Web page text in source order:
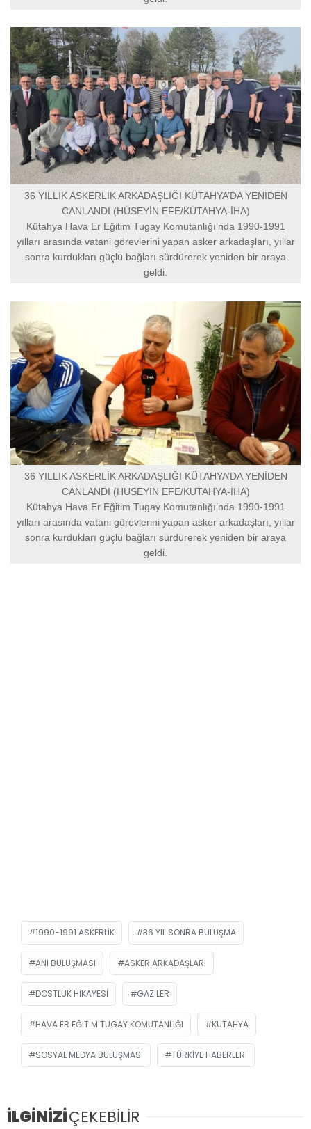
36 YILLIK ASKERLİK ARKADAŞLIĞI KÜTAHYA’DA YENİDEN
CANLANDI (HÜSEYİN EFE/KÜTAHYA-İHA)
Kütahya Hava Er Eğitim Tugay Komutanlığı’nda 1990-1991
yılları arasında vatani görevlerini yapan asker arkadaşları, yıllar
sonra kurdukları güçlü bağları sürdürerek yeniden bir araya
geldi.
36 YILLIK ASKERLİK ARKADAŞLIĞI KÜTAHYA’DA YENİDEN
CANLANDI (HÜSEYİN EFE/KÜTAHYA-İHA)
Kütahya Hava Er Eğitim Tugay Komutanlığı’nda 1990-1991
yılları arasında vatani görevlerini yapan asker arkadaşları, yıllar
sonra kurdukları güçlü bağları sürdürerek yeniden bir araya
geldi.
1990-1991 ASKERLIK 36 YIL SONRA BULUŞMA
ANI BULUŞMASI ASKER ARKADAŞLARI
DOSTLUK HIKAYESI GAZILER
HAVA ER EĞITIM TUGAY KOMUTANLIĞI KÜTAHYA
SOSYAL MEDYA BULUŞMASI TÜRKIYE HABERLERI
İLGİNİZİÇEKEBİLİR